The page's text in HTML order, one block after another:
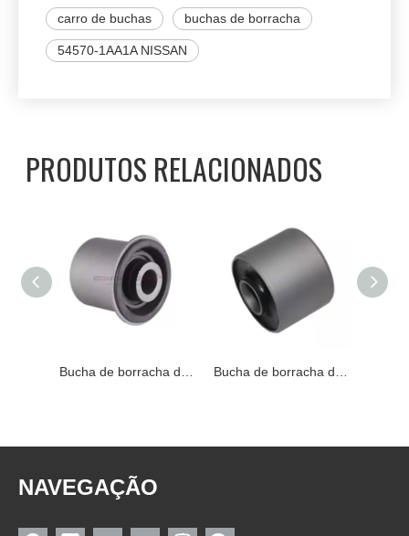
carro de buchas buchas de borracha
54570-1AA1A NISSAN
PRODUTOS RELACIONADOS
NAVEGAÇÃO